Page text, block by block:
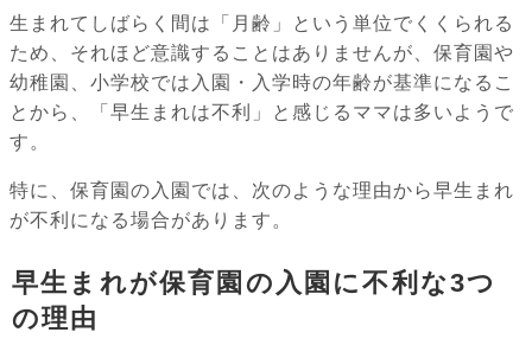
生まれてしばらく間は「月齢」という単位でくくられる
ため、それほど意識することはありませんが、保育園や
幼稚園、小学校では入園・入学時の年齢が基準になるこ
とから、「早生まれは不利」と感じるママは多いようで
す。
特に、保育園の入園では、次のような理由から早生まれ
が不利になる場合があります。
早生まれが保育園の入園に不利な3つ
の理由